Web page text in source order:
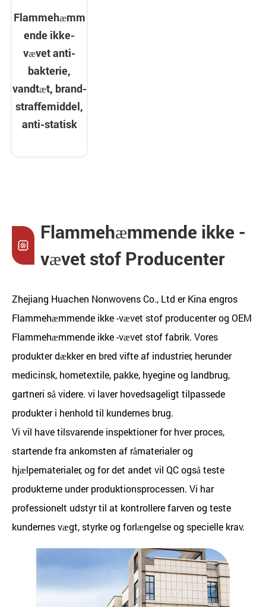
Flammehæmm
ende ikke-
vævet anti-
bakterie,
vandtæt, brand-
straffemiddel,
anti-statisk
Flammehæmmende ikke -
vævet stof Producenter
Zhejiang Huachen Nonwovens Co., Ltd erKina engros
Flammehæmmende ikke -vævet stof producenterog OEM
Flammehæmmende ikke -vævet stof fabrik. Vores
produkter dækker en bred vifte af industrier, herunder
medicinsk, hometextile, pakke, hyegine og landbrug,
gartneri så videre. vi laver hovedsageligt tilpassede
produkter i henhold til kundernes brug.
Vi vil have tilsvarende inspektioner for hver proces,
startende fra ankomsten af ​​råmaterialer og
hjælpematerialer, og for det andet vil QC også teste
produkterne under produktionsprocessen. Vi har
professionelt udstyr til at kontrollere farven og teste
kundernes vægt, styrke og forlængelse og specielle krav.